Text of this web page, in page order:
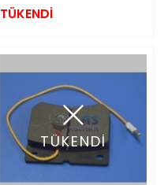
TÜKENDİ
TÜKENDİ